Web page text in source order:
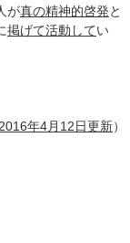
が真の精神的啓発と
掲げて活動してい
2016年4月 12日更新）